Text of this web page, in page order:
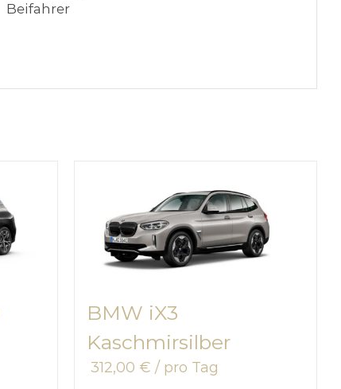
Beifahrer
BMW iX3
Kaschmirsilber
312,00 € / pro Tag